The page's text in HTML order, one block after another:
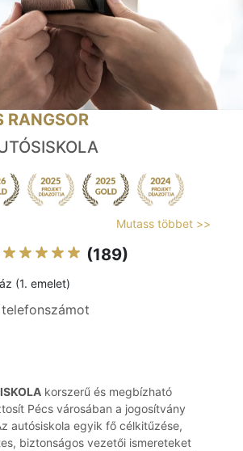
RANGSOR
Mutass többet >>
(189)
(1. emelet)
korszerű és megbízható
Pécs városában a jogosítvány
autósiskola egyik fő célkitűzése,
biztonságos vezetői ismereteket